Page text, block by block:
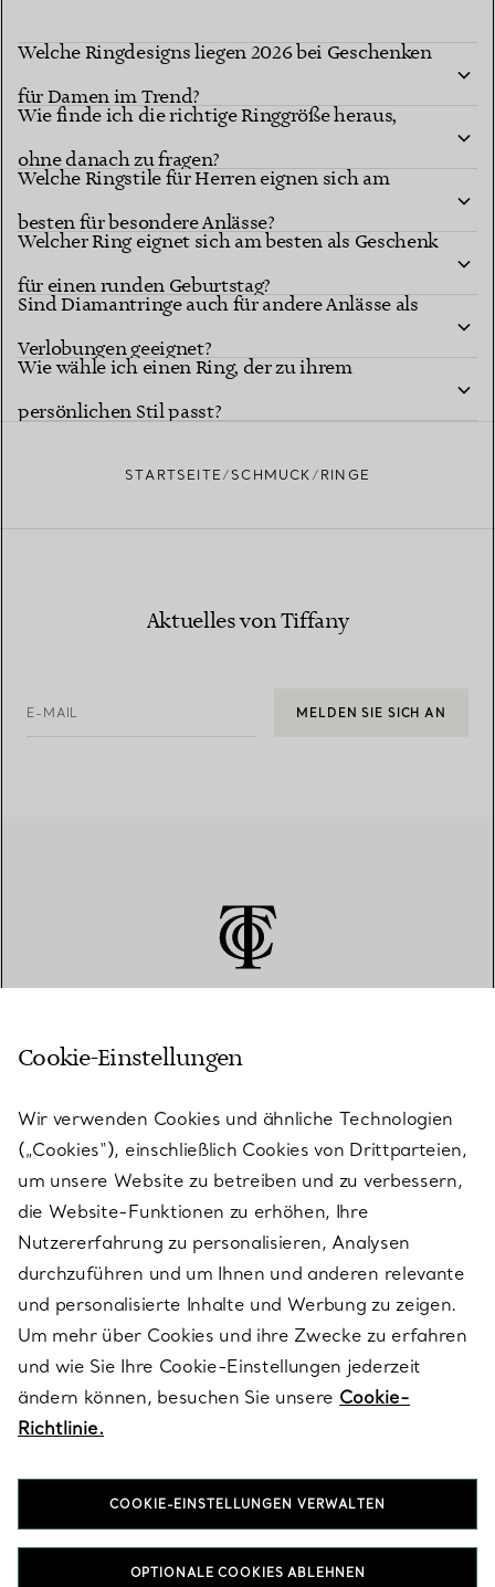
Welche Ringdesigns liegen 2026 bei Geschenken
für Damen im Trend?
Wie finde ich die richtige Ringgröße heraus,
ohne danach zu fragen?
Welche Ringstile für Herren eignen sich am
besten für besondere Anlässe?
Welcher Ring eignet sich am besten als Geschenk
für einen runden Geburtstag?
Sind Diamantringe auch für andere Anlässe als
Verlobungen geeignet?
Wie wähle ich einen Ring, der zu ihrem
persönlichen Stil passt?
STARTSEITE SCHMUCK RINGE
Aktuelles von Tiffany
E-MAIL MELDEN SIE SICH AN
KUNDENSERVICE
SERVICES
ÜBER TIFFANY & CO.
RECHTLICHE HINWEISE
FOLGEN SIE UNS
Cookie-Einstellungen
Wir verwenden Cookies und ähnliche Technologien
(„Cookies“), einschließlich Cookies von Drittparteien,
um unsere Website zu betreiben und zu verbessern,
die Website-Funktionen zu erhöhen, Ihre
Nutzererfahrung zu personalisieren, Analysen
durchzuführen und um Ihnen und anderen relevante
und personalisierte Inhalte und Werbung zu zeigen.
Um mehr über Cookies und ihre Zwecke zu erfahren
und wie Sie Ihre Cookie-Einstellungen jederzeit
ändern können, besuchen Sie unsere Cookie-
Richtlinie.
COOKIE-EINSTELLUNGEN VERWALTEN
OPTIONALE COOKIES ABLEHNEN